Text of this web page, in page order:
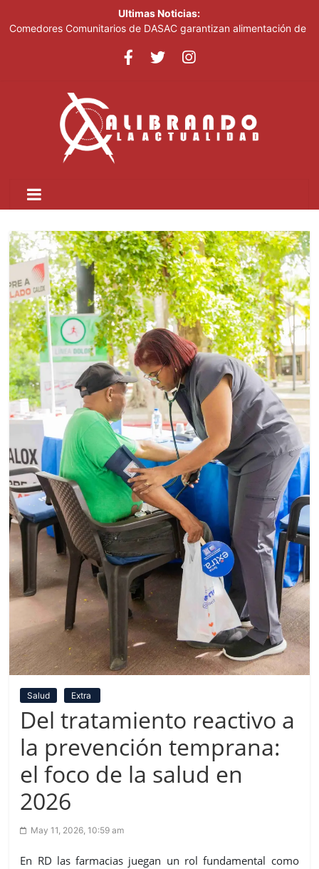
Ultimas Noticias:
Comedores Comunitarios de DASAC garantizan alimentación de
Centroamericanos y del Caribe Santo Domingo 2026
Senado de EE. UU. aprueba nuevo paquete de sanciones a
Italia dice que no acepta ultimátums y mantendrá la suspensión
del Schengen con España
Fransheska Matías gana dos plata en el torneo de pesas de los
Salud Extra
Del tratamiento reactivo a
la prevención temprana:
el foco de la salud en
2026
May 11, 2026, 10:59 am
En RD las farmacias juegan un rol fundamental como